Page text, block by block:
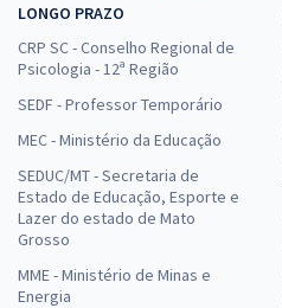
LONGO PRAZO
CRP SC - Conselho Regional de
Psicologia - 12ª Região
SEDF - Professor Temporário
MEC - Ministério da Educação
SEDUC/MT - Secretaria de
Estado de Educação, Esporte e
Lazer do estado de Mato
Grosso
MME - Ministério de Minas e
Energia